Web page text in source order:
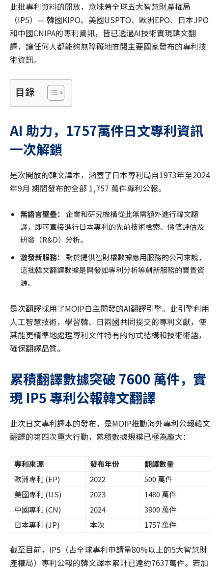
此批專利資料的開放，意味著全球五大智慧財產權局
（IP5）— 韓國KIPO、美國USPTO、歐洲EPO、日本JPO
和中國CNIPA的專利資訊，皆已透過AI技術實現韓文翻
譯，讓任何人都能夠無障礙地查閱主要國家發布的專利技
術資訊。
目錄
AI 助力， 1757萬件日文專利資訊
一次解鎖
是次開放的韓文譯本，涵蓋了日本專利局自1973年至2024
年9月 期間發布的全部 1,757 萬件專利公報。
無語言壁壘：
企業和研究機構從此無需額外進行韓文翻
譯，即可直接進行日本專利的先前技術檢索、價值評估及
研發（R&D）分析。
激發新服務：
對於提供智財權數據應用服務的公司來說，
這批韓文翻譯數據是開發如專利分析等創新服務的寶貴資
源。
是次翻譯採用了MOIP自主開發的AI翻譯引擎。此引擎利用
人工智慧技術，學習韓、日兩國共同提交的專利文獻，使
其能更精準地處理專利文件特有的句式結構和技術術語，
確保翻譯品質。
累積翻譯數據突破 7600 萬件，實
現 IP5 專利公報韓文翻譯
此次日文專利譯本的發布，是MOIP推動海外專利公報韓文
翻譯的第四次重大行動，累積數據規模已極為龐大：
專利來源 發布年份
翻譯數量
歐洲專利 (EP)
2022
500 萬件
美國專利 (US)
2023
1480 萬件
中國專利 (CN)
2024
3900 萬件
日本專利 (JP)
本次 1757 萬件
截至目前，IP5（占全球專利申請量80%以上的5大智慧財
產權局）專利公報的韓文譯本累計已達約7637萬件。若加